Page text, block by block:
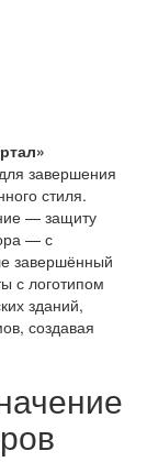
завершения
стиля.
— защиту
— с
завершённый
с логотипом
зданий,
создавая